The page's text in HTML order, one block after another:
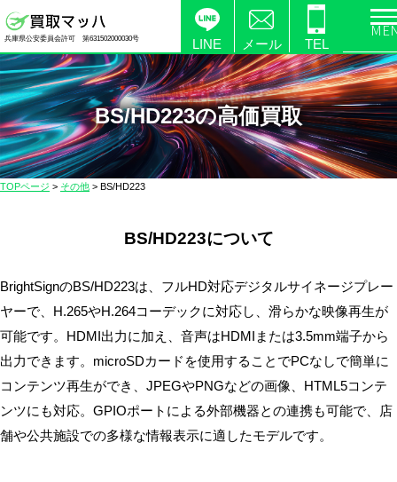
製
品
の
高
価
買
ら
取
マ
ッ
ハ】
無
料・
兵庫県公安委員会許可 第631502000030号 LINE メール TEL
BS/HD223の高価買取
TOPページ > その他 > BS/HD223
BS/HD223について
BrightSignのBS/HD223は、フルHD対応デジタルサイネージプレー
ヤーで、H.265やH.264コーデックに対応し、滑らかな映像再生が
可能です。HDMI出力に加え、音声はHDMIまたは3.5mm端子から
出力できます。microSDカードを使用することでPCなしで簡単に
コンテンツ再生ができ、JPEGやPNGなどの画像、HTML5コンテ
ンツにも対応。GPIOポートによる外部機器との連携も可能で、店
舗や公共施設での多様な情報表示に適したモデルです。